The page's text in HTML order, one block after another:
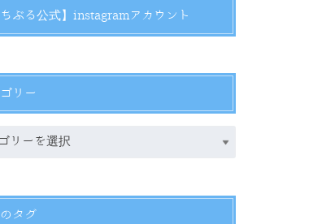
ちぶる公式】instagramアカウント
リー
タグ